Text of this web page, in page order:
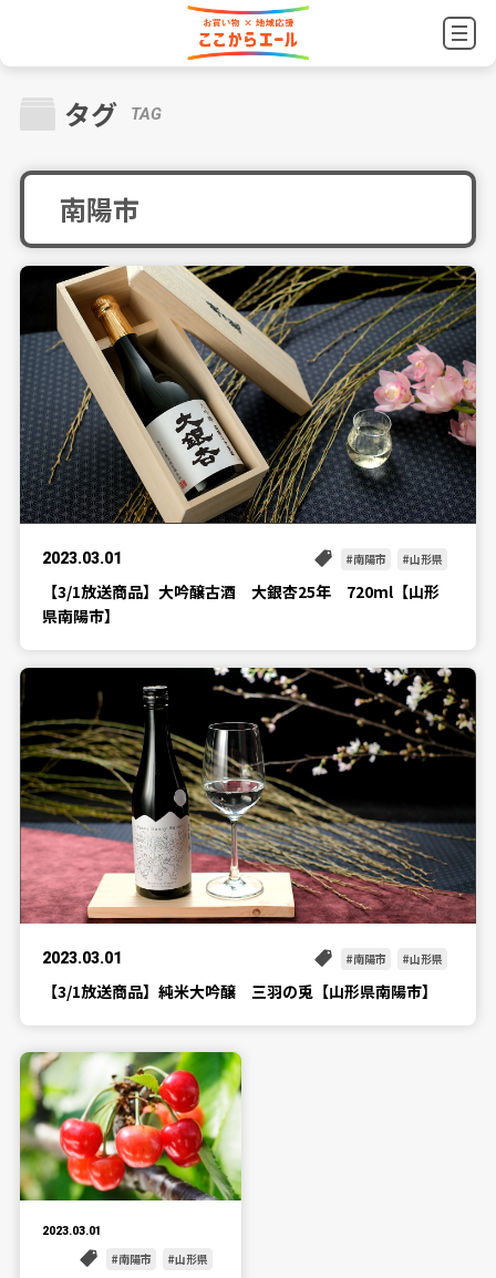
タグ TAG
南陽市
2023.03.01 南陽市 山形県
【3/1放送商品】大吟醸古酒 大銀杏25年 720ml【山形
県南陽市】
2023.03.01 南陽市 山形県
【3/1放送商品】純米大吟醸 三羽の兎【山形県南陽市】
2023.03.01
南陽市 山形県